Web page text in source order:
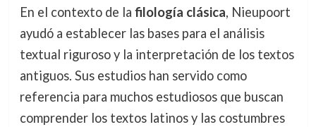
En el contexto de la filología clásica, Nieupoort
ayudó a establecer las bases para el análisis
textual riguroso y la interpretación de los textos
antiguos. Sus estudios han servido como
referencia para muchos estudiosos que buscan
comprender los textos latinos y las costumbres